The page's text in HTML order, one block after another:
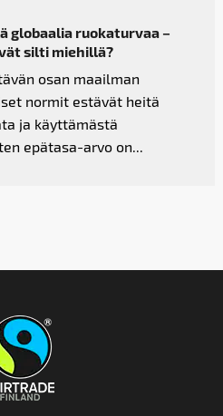
globaalia ruokaturvaa –
silti miehillä?
osan maailman
normit estävät heitä
ja käyttämästä
epätasa-arvo on...